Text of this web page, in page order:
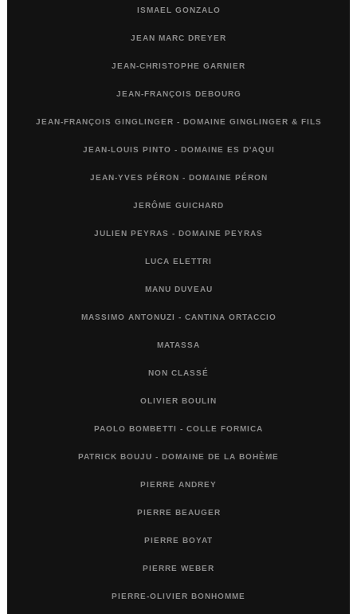
ISMAEL GONZALO
JEAN MARC DREYER
JEAN-CHRISTOPHE GARNIER
JEAN-FRANÇOIS DEBOURG
JEAN-FRANÇOIS GINGLINGER - DOMAINE GINGLINGER & FILS
JEAN-LOUIS PINTO - DOMAINE ES D'AQUI
JEAN-YVES PÉRON - DOMAINE PÉRON
JERÔME GUICHARD
JULIEN PEYRAS - DOMAINE PEYRAS
LUCA ELETTRI
MANU DUVEAU
MASSIMO ANTONUZI - CANTINA ORTACCIO
MATASSA
NON CLASSÉ
OLIVIER BOULIN
PAOLO BOMBETTI - COLLE FORMICA
PATRICK BOUJU - DOMAINE DE LA BOHÈME
PIERRE ANDREY
PIERRE BEAUGER
PIERRE BOYAT
PIERRE WEBER
PIERRE-OLIVIER BONHOMME